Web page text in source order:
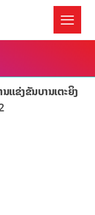
ແຂ່ງຂັນບານເຕະຍິງ